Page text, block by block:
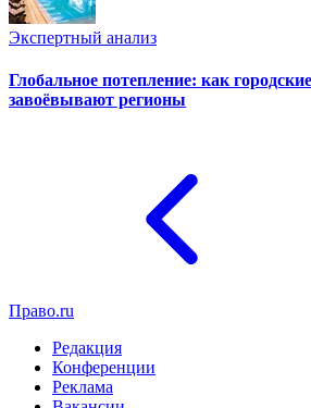
Экспертный анализ
Глобальное потепление: как
завоёвывают регионы
Право.ru
Редакция
Конференции
Реклама